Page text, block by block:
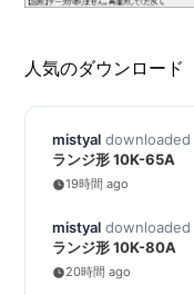
人気のダウンロード
mistyal downloaded
ランジ形 10K-65A
19時間 ago
mistyal downloaded
ランジ形 10K-80A
20時間 ago